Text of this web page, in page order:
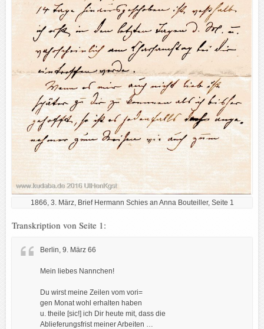
1866, 3. März, Brief Hermann Schies an Anna Bouteiller, Seite 1
Transkription von Seite 1:
Berlin, 9. März 66
Mein liebes Nannchen!
Du wirst meine Zeilen vom vori=
gen Monat wohl erhalten haben
u. theile [sic!] ich Dir heute mit, dass die
Ablieferungsfrist meiner Arbeiten …